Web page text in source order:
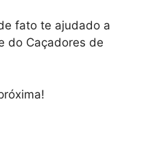
fato te ajudado a
do Caçadores de